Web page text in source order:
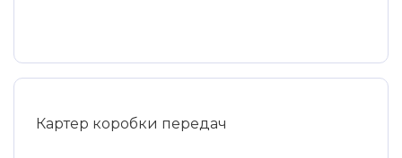
Картер коробки передач